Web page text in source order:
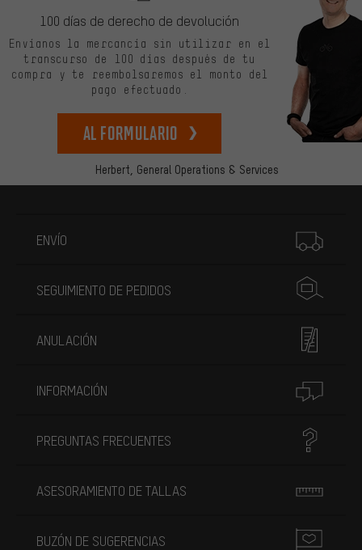
Herbert, General Operations & Services
100 días de derecho de devolución
Envíanos la mercancía sin utilizar en el
transcurso de 100 días después de tu
compra y te reembolsaremos el monto del
pago efectuado.
Al formulario
ENVÍO
SEGUIMIENTO DE PEDIDOS
ANULACIÓN
INFORMACIÓN
PREGUNTAS FRECUENTES
ASESORAMIENTO DE TALLAS
BUZÓN DE SUGERENCIAS